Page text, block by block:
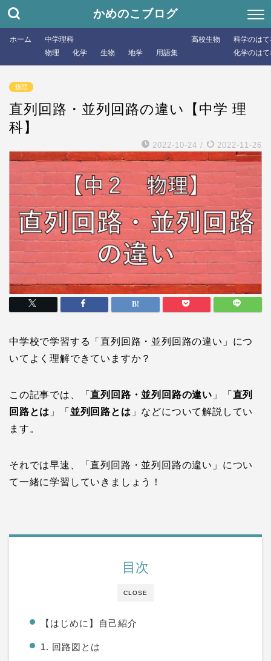
かめのこブログ
ホーム
中学理科
物理
化学 生物 地学 用語集
高校生物
科学のは
化学のは
物理
直列回路・並列回路の違い【中学 理
科】
2022-10-24 / 2022-11-26
中学校で学習する「直列回路・並列回路の違い」につ
いてよく理解できていますか？
この記事では、「直列回路・並列回路の違い 」「 直列
回路とは 」「 並列回路とは 」などについて解説してい
ます。
それでは早速、「直列回路・並列回路の違い」につい
て一緒に学習していきましょう！
CLOSE
目次
【はじめに】自己紹介
1. 回路図とは